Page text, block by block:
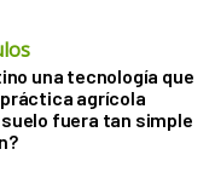
una tecnología que
agrícola
fuera tan simple